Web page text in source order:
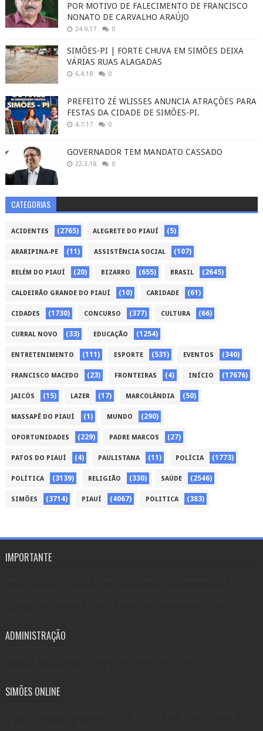
POR MOTIVO DE FALECIMENTO DE FRANCISCO
NONATO DE CARVALHO ARAÚJO
24.9.17 0
SIMÕES-PI | FORTE CHUVA EM SIMÕES DEIXA
VÁRIAS RUAS ALAGADAS
6.4.18 0
PREFEITO ZÉ WLISSES ANUNCIA ATRAÇÕES PARA
FESTAS DA CIDADE DE SIMÕES-PI.
4.7.17 0
GOVERNADOR TEM MANDATO CASSADO
22.3.18 0
CATEGORIAS
ACIDENTES (2765) ALEGRETE DO PIAUÍ (5)
ARARIPINA-PE (11) ASSISTÊNCIA SOCIAL (107)
BELÉM DO PIAUÍ (20) BIZARRO (655) BRASIL (2645)
CALDEIRÃO GRANDE DO PIAUÍ (10) CARIDADE (61)
CIDADES (1730) CONCURSO (377) CULTURA (66)
CURRAL NOVO (33) EDUCAÇÃO (1254)
ENTRETENIMENTO (111) ESPORTE (531) EVENTOS (340)
FRANCISCO MACEDO (23) FRONTEIRAS (4) INÍCIO (17676)
JAICÓS (15) LAZER (17) MARCOLÂNDIA (50)
MASSAPÊ DO PIAUÍ (1) MUNDO (290)
OPORTUNIDADES (229) PADRE MARCOS (27)
PATOS DO PIAUÍ (4) PAULISTANA (11) POLÍCIA (1773)
POLÍTICA (3139) RELIGIÃO (330) SAÚDE (2546)
SIMÕES (3714) PIAUÍ (4067) POLITICA (383)
IMPORTANTE
ADMINISTRAÇÃO
SIMÕES ONLINE